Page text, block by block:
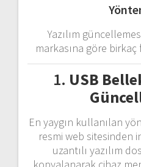
Yazılım
markasına göre birkaç
1. USB
En yaygın kullanılan
resmi web sitesinden
uzantılı yazılım
kopyalanarak cihaz